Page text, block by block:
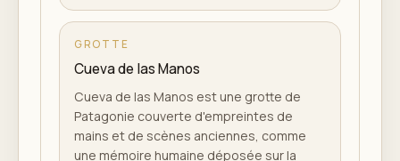
GROTTE
Cueva de las Manos
Cueva de las Manos est une grotte de
Patagonie couverte d'empreintes de
mains et de scènes anciennes, comme
une mémoire humaine déposée sur la